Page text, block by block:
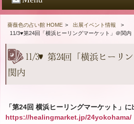
薔薇色の占い館 HOME > 出展イベント情報
>
11/3♥第24回「横浜ヒーリングマーケット」＠関内
11/3♥第24回「横浜ヒーリ
関内
「第24回 横浜ヒーリングマーケット」に
https://healingmarket.jp/24yokohama/